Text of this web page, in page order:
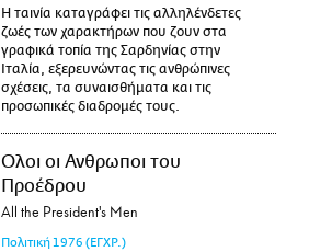
Η ταινία καταγράφει τις αλληλένδετες
ζωές των χαρακτήρων που ζουν στα
γραφικά τοπία της Σαρδηνίας στην
Ιταλία, εξερευνώντας τις ανθρώπινες
σχέσεις, τα συναισθήματα και τις
προσωπικές διαδρομές τους.
Ολοι οι Ανθρωποι του
Προέδρου
All the President's Men
Πολιτική1976 (ΕΓΧΡ.)